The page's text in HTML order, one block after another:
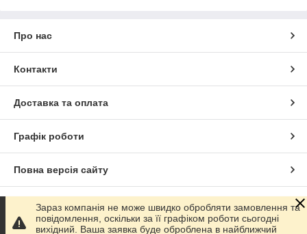
Про нас
Контакти
Доставка та оплата
Графік роботи
Повна версія сайту
Сайт створено на маркетплейсіProm.ua
Зараз компанія не може швидко обробляти замовлення та
повідомлення, оскільки за її графіком роботи сьогодні
вихідний. Ваша заявка буде оброблена в найближчий